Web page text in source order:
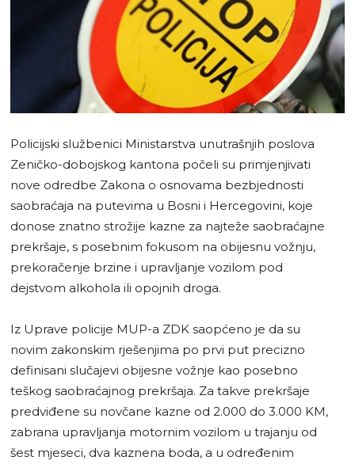
Policijski službenici Ministarstva unutrašnjih poslova
Zeničko-dobojskog kantona počeli su primjenjivati
nove odredbe Zakona o osnovama bezbjednosti
saobraćaja na putevima u Bosni i Hercegovini, koje
donose znatno strožije kazne za najteže saobraćajne
prekršaje, s posebnim fokusom na obijesnu vožnju,
prekoračenje brzine i upravljanje vozilom pod
dejstvom alkohola ili opojnih droga.
Iz Uprave policije MUP-a ZDK saopćeno je da su
novim zakonskim rješenjima po prvi put precizno
definisani slučajevi obijesne vožnje kao posebno
teškog saobraćajnog prekršaja. Za takve prekršaje
predviđene su novčane kazne od 2.000 do 3.000 KM,
zabrana upravljanja motornim vozilom u trajanju od
šest mjeseci, dva kaznena boda, a u određenim